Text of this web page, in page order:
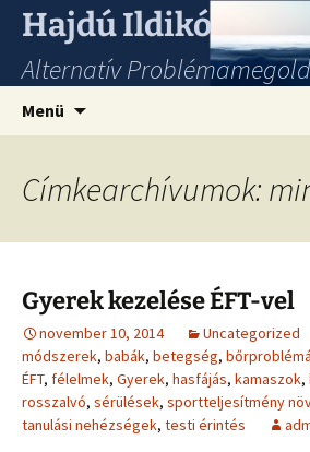
Hajdú Ildikó
Alternatív
Menü
Címkearchívumok:
Gyerek kezelése ÉFT-vel
november 10, 2014 Uncategorized
módszerek, babák, betegség,
ÉFT, félelmek, Gyerek, hasfájás, kamaszok,
rosszalvó, sérülések, sportteljesítmény
tanulási nehézségek, testi érintés